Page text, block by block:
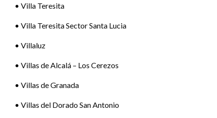
• Villa Teresita
• Villa Teresita Sector Santa Lucia
• Villaluz
• Villas de Alcalá – Los Cerezos
• Villas de Granada
• Villas del Dorado San Antonio